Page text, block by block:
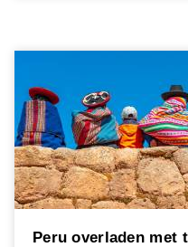
Peru overladen met